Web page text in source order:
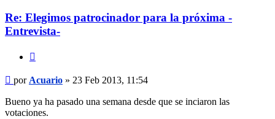
Re: Elegimos patrocinador para la próxima -
Entrevista-
Mensaje
por Acuario » 23 Feb 2013, 11:54
Bueno ya ha pasado una semana desde que se inciaron las
votaciones.